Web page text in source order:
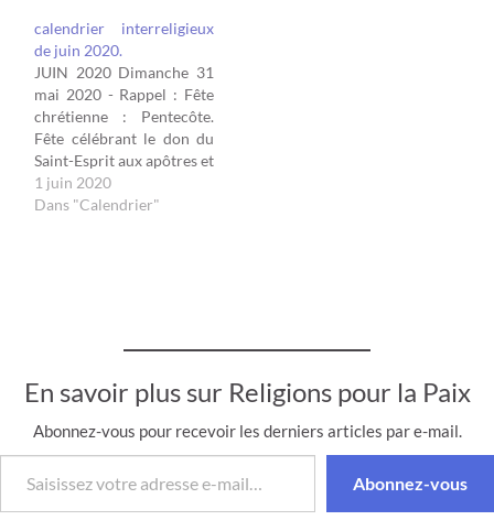
monde. Jeudi 10 juin 2021
- Fête orthodoxe :
Ascension orthodoxe ( 13
mai en calendrier
grégorien) « Le…
calendrier interreligieux
de juin 2020.
JUIN 2020 Dimanche 31
mai 2020 - Rappel : Fête
chrétienne : Pentecôte.
Fête célébrant le don du
Saint-Esprit aux apôtres et
à l’Église. Le jour de la
Pentecôte (cinquante
1 juin 2020
Dans "Calendrier"
En savoir plus sur Religions pour la Paix
Abonnez-vous pour recevoir les derniers articles par e-mail.
Saisissez votre adresse e-mail…
Abonnez-vous